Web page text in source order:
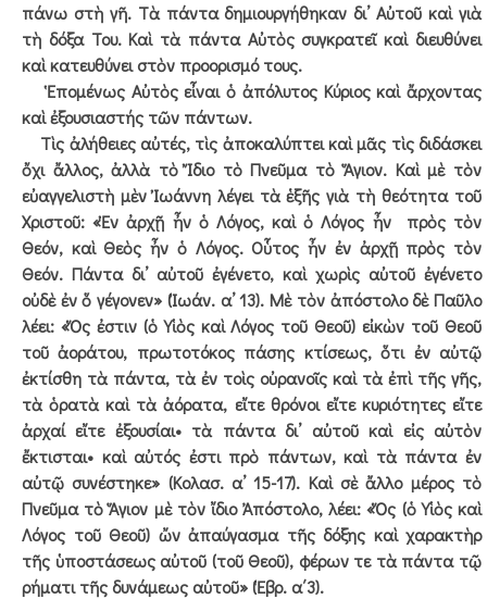
πάνω στὴ γῆ. Τὰ πάντα δημιουργήθηκαν δι’ Αὐτοῦ καὶ γιὰ
τὴ δόξα Του. Καὶ τὰ πάντα Αὐτὸς συγκρατεῖ καὶ διευθύνει
καὶ κατευθύνει στὸν προορισμό τους.
Ἑπομένως Αὐτὸς εἶναι ὁ ἀπόλυτος Κύριος καὶ ἄρχοντας
καὶ ἐξουσιαστής τῶν πάντων.
Τὶς ἀλήθειες αὐτές, τὶς ἀποκαλύπτει καὶ μᾶς τὶς διδάσκει
ὄχι ἄλλος, ἀλλὰ τὸ Ἴδιο τὸ Πνεῦμα τὸ Ἅγιον. Καὶ μὲ τὸν
εὐαγγελιστὴ μὲν Ἰωάννη λέγει τὰ ἑξῆς γιὰ τὴ θεότητα τοῦ
Χριστοῦ: «Ἐν ἀρχῇ ἦν ὁ Λόγος, καὶ ὁ Λόγος ἦν πρὸς τὸν
Θεόν, καὶ Θεὸς ἦν ὁ Λόγος. Οὗτος ἦν ἐν ἀρχῇ πρὸς τὸν
Θεόν. Πάντα δι’ αὐτοῦ ἐγένετο, καὶ χωρὶς αὐτοῦ ἐγένετο
οὐδὲ ἐν ὅ γέγονεν» (Ἰωάν. α’ 13). Μὲ τὸν ἀπόστολο δὲ Παῦλο
λέει: «Ὅς ἐστιν (ὁ Υἱὸς καὶ Λόγος τοῦ Θεοῦ) εἰκὼν τοῦ Θεοῦ
τοῦ ἀοράτου, πρωτοτόκος πάσης κτίσεως, ὅτι ἐν αὐτῷ
ἐκτίσθη τὰ πάντα, τὰ ἐν τοὶς οὐρανοῖς καὶ τὰ ἐπὶ τῆς γῆς,
τὰ ὁρατὰ καὶ τὰ ἀόρατα, εἴτε θρόνοι εἴτε κυριότητες εἴτε
ἀρχαί εἴτε ἐξουσίαι• τὰ πάντα δι’ αὐτοῦ καὶ εἰς αὐτὸν
ἔκτισται• καὶ αὐτός ἐστι πρὸ πάντων, καὶ τὰ πάντα ἐν
αὐτῷ συνέστηκε» (Κολασ. α’ 15-17). Καὶ σὲ ἄλλο μέρος τὸ
Πνεῦμα τὸ Ἅγιον μὲ τὸν ἴδιο Ἀπόστολο, λέει: «Ὅς (ὁ Υἱὸς καὶ
Λόγος τοῦ Θεοῦ) ὤν ἀπαύγασμα τῆς δόξης καὶ χαρακτὴρ
τῆς ὑποστάσεως αὐτοῦ (τοῦ Θεοῦ), φέρων τε τὰ πάντα τῷ
ρήματι τῆς δυνάμεως αὐτοῦ» (Ἑβρ. α΄3).